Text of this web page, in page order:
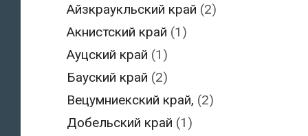
Айзкраукльский край (2)
Акнистский край (1)
Ауцский край (1)
Бауский край (2)
Вецумниекский край, (2)
Добельский край (1)